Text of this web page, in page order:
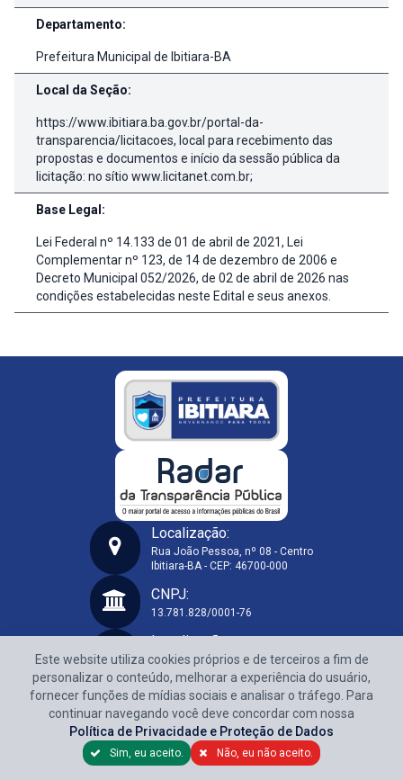
Departamento:
Prefeitura Municipal de Ibitiara-BA
Local da Seção:
https://www.ibitiara.ba.gov.br/portal-da-
transparencia/licitacoes, local para recebimento das
propostas e documentos e início da sessão pública da
licitação: no sítio www.licitanet.com.br;
Base Legal:
Lei Federal nº 14.133 de 01 de abril de 2021, Lei
Complementar nº 123, de 14 de dezembro de 2006 e
Decreto Municipal 052/2026, de 02 de abril de 2026 nas
condições estabelecidas neste Edital e seus anexos.
Prefeitura Municipal de Ibitiara-BA
Localização:
Rua João Pessoa, nº 08 - Centro
Ibitiara-BA - CEP: 46700-000
CNPJ:
13.781.828/0001-76
Localização:
Rua João Pessoa, nº 08 - Centro
Ibitiara-BA - CEP: 46700-000
CNPJ:
13.781.828/0001-76
Política de Privacidade e Proteção de Dados
Este website utiliza cookies próprios e de terceiros a fim de
personalizar o conteúdo, melhorar a experiência do usuário,
fornecer funções de mídias sociais e analisar o tráfego. Para
continuar navegando você deve concordar com nossa
Política de Privacidade e Proteção de Dados
Sim, eu aceito. Não, eu não aceito.